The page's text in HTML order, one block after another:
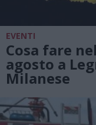
EVENTI
Cosa fare
agosto a
Milanese